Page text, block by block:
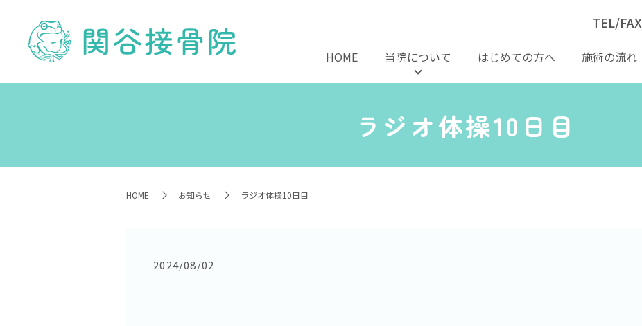
TEL/FAX
HOME 当院について はじめての方へ 施術の流れ
ラジオ体操10日目
HOME お知らせ ラジオ体操10日目
2024/08/02